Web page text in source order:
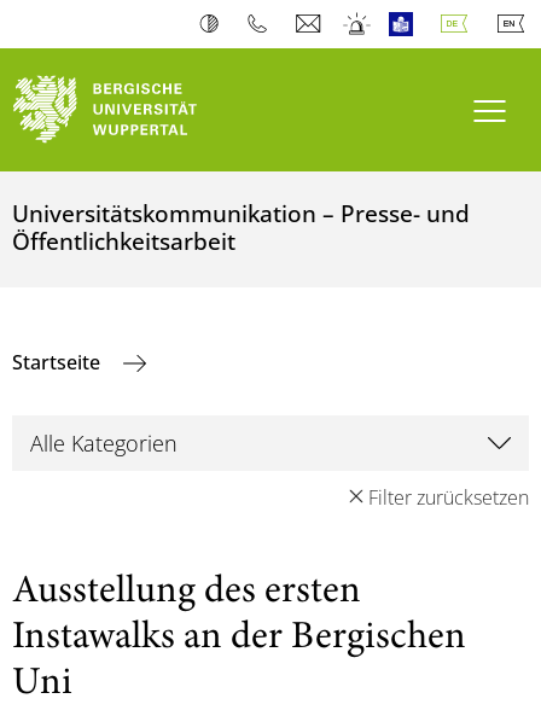
Universitätskommunikation – Presse- und
Öffentlichkeitsarbeit
Startseite
Filter zurücksetzen
Ausstellung des ersten
Instawalks an der Bergischen
Uni